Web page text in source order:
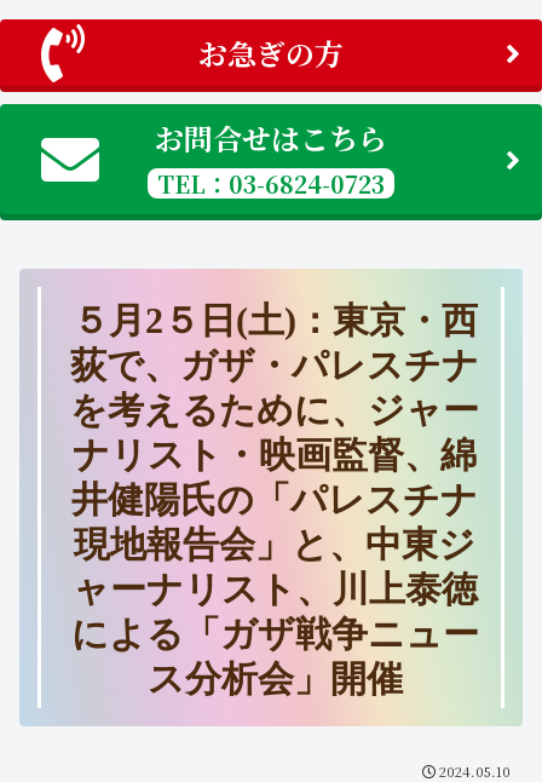
お急ぎの方
お問合せはこちら
TEL：03-6824-0723
５月2５日(土)：東京・西
荻で、ガザ・パレスチナ
を考えるために、ジャー
ナリスト・映画監督、綿
井健陽氏の「パレスチナ
現地報告会」と、中東ジ
ャーナリスト、川上泰徳
による「ガザ戦争ニュー
ス分析会」開催
2024.05.10